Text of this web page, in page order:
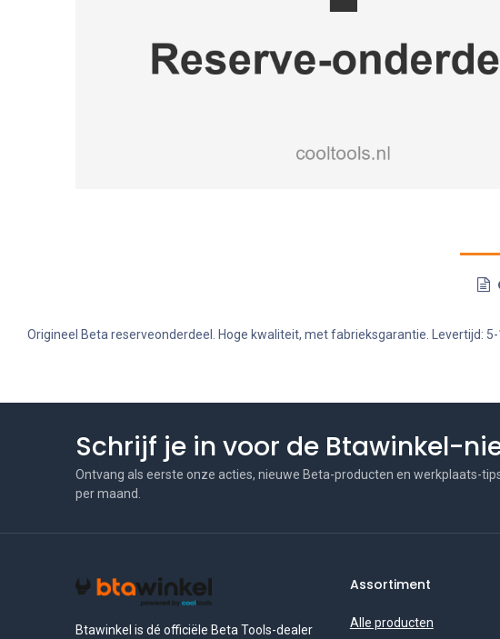
Origineel Beta reserveonderdeel. Hoge kwaliteit, met fabrieksgarantie. Levertijd:
Schrijf je in voor de Btawinkel-
Ontvang als eerste onze acties, nieuwe Beta-producten en werkplaats-
per maand.
Btawinkel is dé officiële Beta Tools-dealer
Assortiment
Alle producten